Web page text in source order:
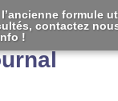
formule
contactez
!